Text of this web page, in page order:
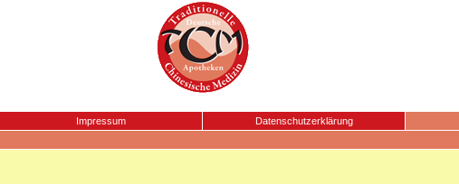
Impressum Datenschutzerklärung